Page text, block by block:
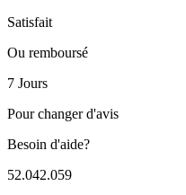
Satisfait
Ou remboursé
7 Jours
Pour changer d'avis
Besoin d'aide?
52.042.059